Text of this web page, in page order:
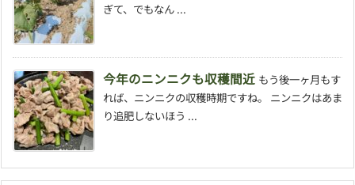
ぎて、でもなん ...
今年のニンニクも収穫間近 もう後一ヶ月もす
れば、ニンニクの収穫時期ですね。 ニンニクはあま
り追肥しないほう ...